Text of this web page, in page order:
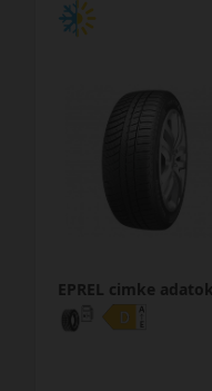
EPREL cimke